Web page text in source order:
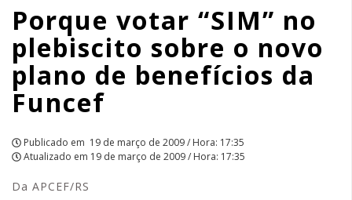
de
benefícios
da
Funcef
|
APCEF/SP
Porque votar “SIM” no
plebiscito sobre o novo
plano de benefícios da
Funcef
Publicado em 19 de março de 2009 / Hora: 17:35
Atualizado em 19 de março de 2009 / Hora: 17:35
Da APCEF/RS